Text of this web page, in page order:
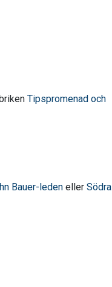
Tipspromenad och
Bauer-leden eller Södra